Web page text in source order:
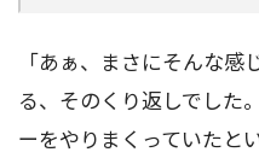
「あぁ、まさにそんな
る、そのくり返しでした
ーをやりまくっていたと